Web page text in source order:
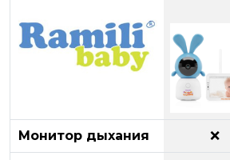
Монитор дыхания ❌